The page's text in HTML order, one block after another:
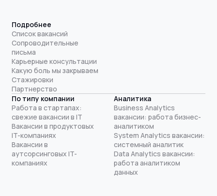
Подробнее
Список вакансий
Сопроводительные
письма
Карьерные консультации
Какую боль мы закрываем
Стажировки
Партнерство
По типу компании
Работа в стартапах:
свежие вакансии в IT
Вакансии в продуктовых
IT-компаниях
Вакансии в
аутсорсинговых IT-
компаниях
Аналитика
Business Analytics
вакансии: работа бизнес-
аналитиком
System Analytics вакансии:
системный аналитик
Data Analytics вакансии:
работа аналитиком
данных